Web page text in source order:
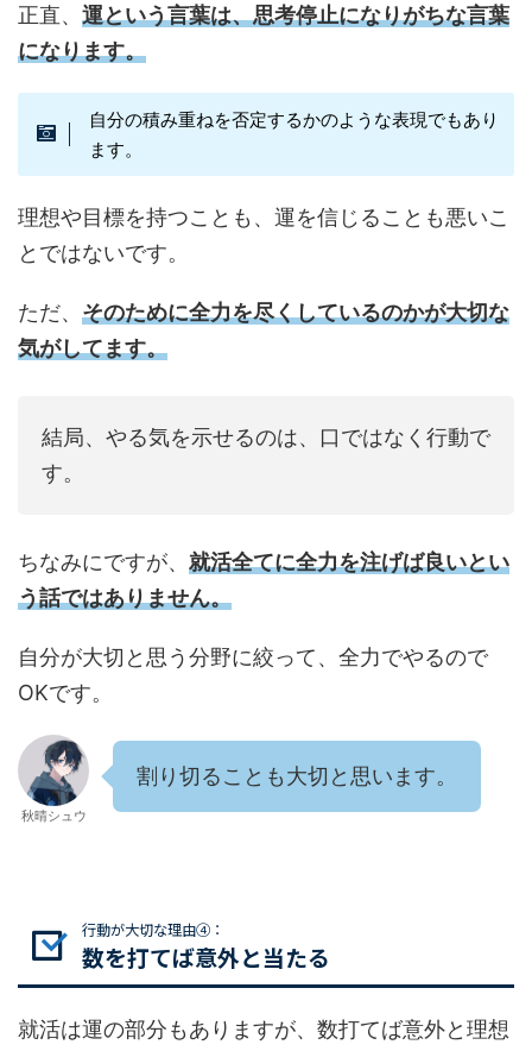
正直、 運という言葉は、思考停止になりがちな言葉
になります。
自分の積み重ねを否定するかのような表現でもあり
ます。
理想や目標を持つことも、運を信じることも悪いこ
とではないです。
ただ、 そのために全力を尽くしているのかが大切な
気がしてます。
結局、やる気を示せるのは、口ではなく行動で
す。
ちなみにですが、 就活全てに全力を注げば良いとい
う話ではありません。
自分が大切と思う分野に絞って、全力でやるので
OKです。
秋晴シュウ
割り切ることも大切と思います。
行動が大切な理由④：
数を打てば意外と当たる
就活は運の部分もありますが、数打てば意外と理想